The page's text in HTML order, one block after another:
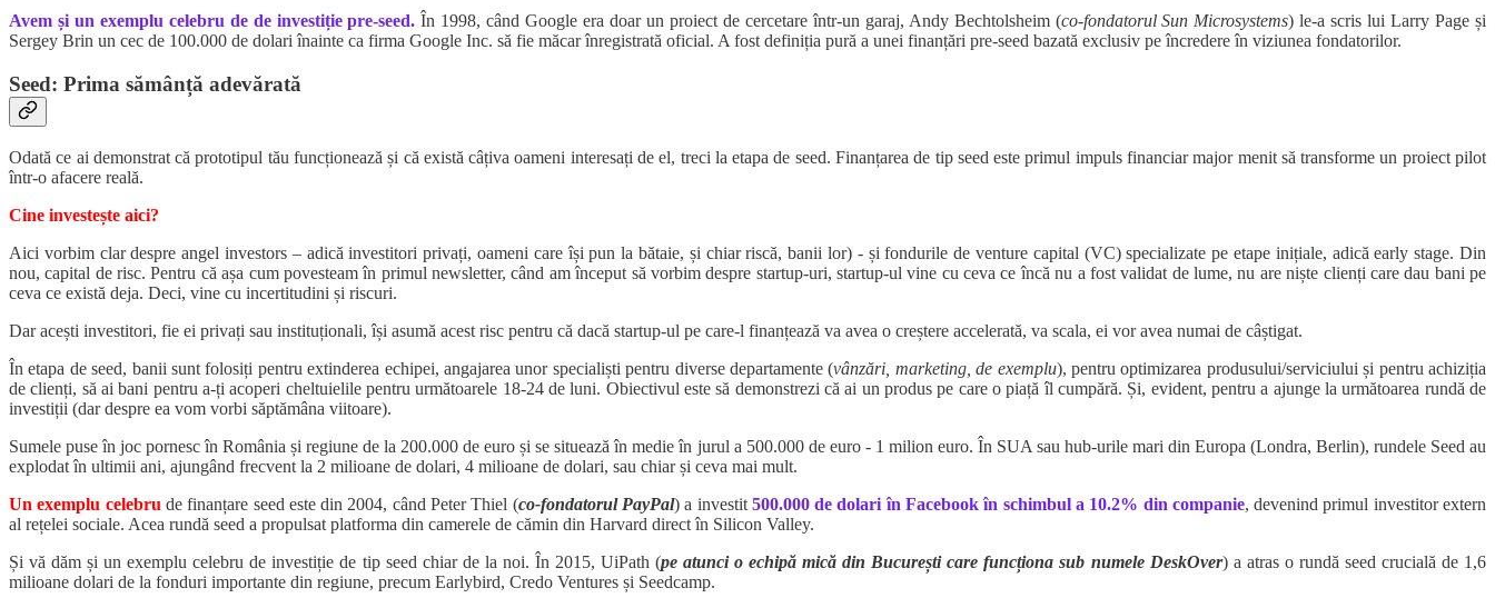
Avem și un exemplu celebru de de investiție pre-seed.În 1998, când Google era doar un proiect de cercetare într-un garaj, Andy Bechtolsheim (co-fondatorul Sun Microsystems) le-a scris lui Larry Page și
Sergey Brin un cec de 100.000 de dolari înainte ca firma Google Inc. să fie măcar înregistrată oficial. A fost definiția pură a unei finanțări pre-seed bazată exclusiv pe încredere în viziunea fondatorilor.
Seed: Prima sămânță adevărată
Odată ce ai demonstrat că prototipul tău funcționează și că există câțiva oameni interesați de el, treci la etapa de seed. Finanțarea de tip seed este primul impuls financiar major menit să transforme un proiect pilot
într-o afacere reală.
Cine investește aici?
Aici vorbim clar despre angel investors – adică investitori privați, oameni care își pun la bătaie, și chiar riscă, banii lor) - și fondurile de venture capital (VC) specializate pe etape inițiale, adică early stage. Din
nou, capital de risc. Pentru că așa cum povesteam în primul newsletter, când am început să vorbim despre startup-uri, startup-ul vine cu ceva ce încă nu a fost validat de lume, nu are niște clienți care dau bani pe
ceva ce există deja. Deci, vine cu incertitudini și riscuri.
Dar acești investitori, fie ei privați sau instituționali, își asumă acest risc pentru că dacă startup-ul pe care-l finanțează va avea o creștere accelerată, va scala, ei vor avea numai de câștigat.
În etapa de seed, banii sunt folosiți pentru extinderea echipei, angajarea unor specialiști pentru diverse departamente (vânzări, marketing, de exemplu), pentru optimizarea produsului/serviciului și pentru achiziția
de clienți, să ai bani pentru a-ți acoperi cheltuielile pentru următoarele 18-24 de luni. Obiectivul este să demonstrezi că ai un produs pe care o piață îl cumpără. Și, evident, pentru a ajunge la următoarea rundă de
investiții (dar despre ea vom vorbi săptămâna viitoare).
Sumele puse în joc pornesc în România și regiune de la 200.000 de euro și se situează în medie în jurul a 500.000 de euro - 1 milion euro. În SUA sau hub-urile mari din Europa (Londra, Berlin), rundele Seed au
explodat în ultimii ani, ajungând frecvent la 2 milioane de dolari, 4 milioane de dolari, sau chiar și ceva mai mult.
Un exemplu celebru de finanțare seed este din 2004, când Peter Thiel (co-fondatorul PayPal) a investit 500.000 de dolari în Facebook în schimbul a 10.2% din companie, devenind primul investitor extern
al rețelei sociale. Acea rundă seed a propulsat platforma din camerele de cămin din Harvard direct în Silicon Valley.
Și vă dăm și un exemplu celebru de investiție de tip seed chiar de la noi. În 2015, UiPath (pe atunci o echipă mică din București care funcționa sub numele DeskOver) a atras o rundă seed crucială de 1,6
milioane dolari de la fonduri importante din regiune, precum Earlybird, Credo Ventures și Seedcamp.